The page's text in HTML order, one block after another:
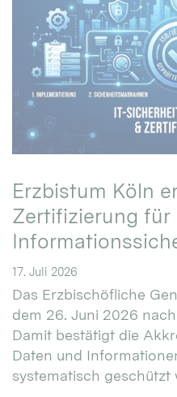
Erzbistum Köln
Zertifizierung für
17. Juli 2026
Das Erzbischöfliche
dem 26. Juni 2026
Damit bestätigt die
Daten und
systematisch geschützt